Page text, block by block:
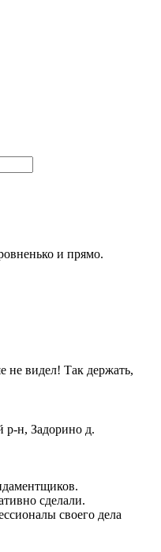
и прямо.
не видел! Так держать,
р-н, Задорино д.
сделали.
своего дела